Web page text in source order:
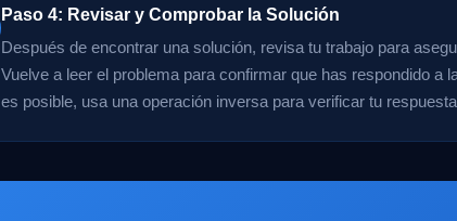
Paso 4: Revisar y Comprobar la Solución
Después de encontrar una solución, revisa tu trabajo para
Vuelve a leer el problema para confirmar que has respondido a
es posible, usa una operación inversa para verificar tu